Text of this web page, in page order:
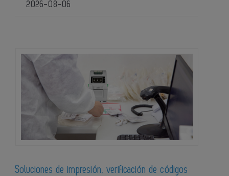
2026-08-06
Soluciones de impresión, verificación de códigos